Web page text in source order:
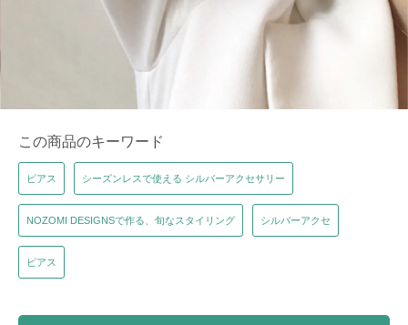
この商品のキーワード
ピアス シーズンレスで使える シルバーアクセサリー
NOZOMI DESIGNSで作る、旬なスタイリング シルバーアクセ
ピアス